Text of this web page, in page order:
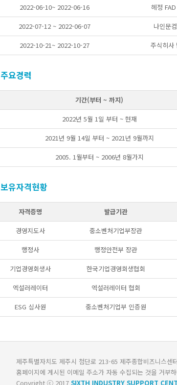
2022-06-10~ 2022-06-16 헤정
2022-07-12 ~ 2022-06-07 나인문
2022-10-21~ 2022-10-27 주식히사
주요경력
기간(부터 ~ 까지)
2022년 5월 1일 부터 ~ 현재
2021년 9월 14일 부터 ~ 2021년 9월까지
2005. 1월부터 ~ 2006년 8월가지
보유자격현황
자격증명 발급기관
경영지도사 중소벤처기업부장관
행정사 행정안전부 장관
기업경영회생사 한국기업경영회생협회
엑설러레이터 엑설러레이터 협회
ESG 심사원 중소벤처기업부 인증원
제주특별자치도 제주시 첨단로 213-65 제주종합비즈니스
홈페이지에 게시된 이메일 주소가 자동 수집되는 것을 거부
Copyright ⓒ 2017 SIXTH INDUSTRY SUPPORT